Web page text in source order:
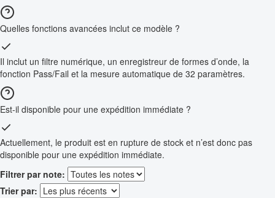
Quelles fonctions avancées inclut ce modèle ?
Il inclut un filtre numérique, un enregistreur de formes d’onde, la
fonction Pass/Fail et la mesure automatique de 32 paramètres.
Est-il disponible pour une expédition immédiate ?
Actuellement, le produit est en rupture de stock et n’est donc pas
disponible pour une expédition immédiate.
Filtrer par note:
Trier par: